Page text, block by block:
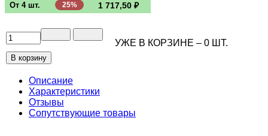
От 4 шт. 25% 1 717,50 ₽
УЖЕ В КОРЗИНЕ – 0 ШТ.
Описание
Характеристики
Отзывы
Сопутствующие товары